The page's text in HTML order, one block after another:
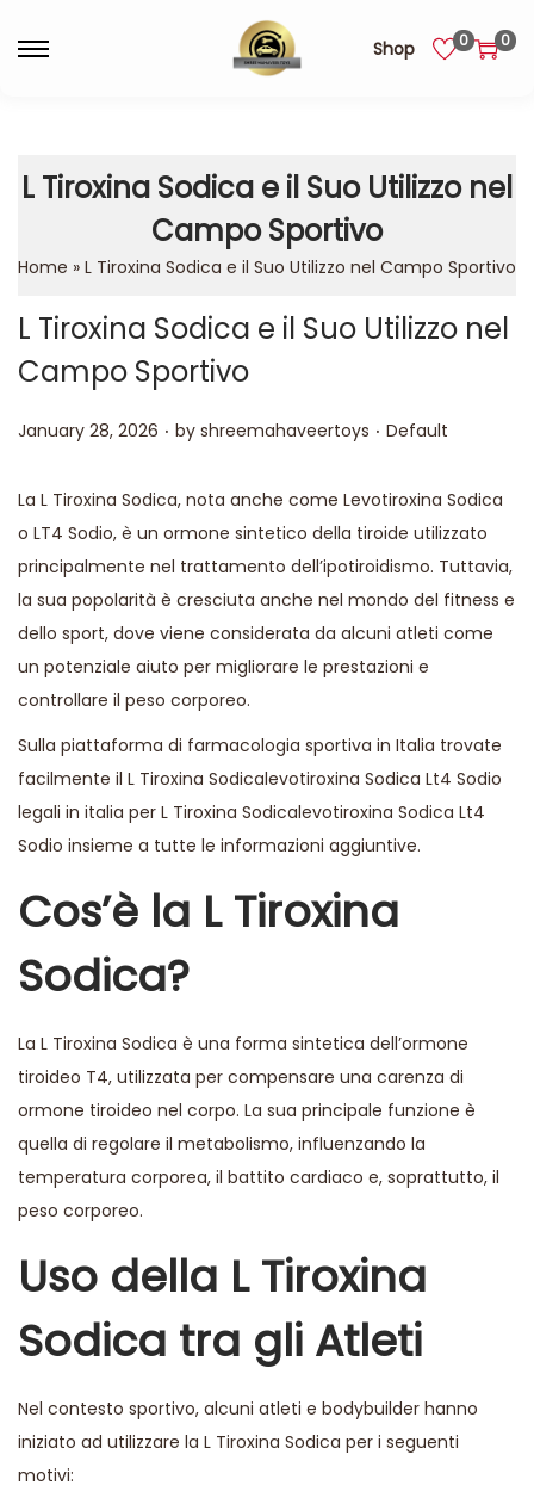
Shop 0 0
L Tiroxina Sodica e il Suo Utilizzo nel
Campo Sportivo
Home » L Tiroxina Sodica e il Suo Utilizzo nel Campo Sportivo
L Tiroxina Sodica e il Suo Utilizzo nel
Campo Sportivo
Posted on
January 28, 2026 . by shreemahaveertoys . Posted in
Default
La L Tiroxina Sodica, nota anche come Levotiroxina Sodica
o LT4 Sodio, è un ormone sintetico della tiroide utilizzato
principalmente nel trattamento dell’ipotiroidismo. Tuttavia,
la sua popolarità è cresciuta anche nel mondo del fitness e
dello sport, dove viene considerata da alcuni atleti come
un potenziale aiuto per migliorare le prestazioni e
controllare il peso corporeo.
Sulla piattaforma di farmacologia sportiva in Italia trovate
facilmente il L Tiroxina Sodicalevotiroxina Sodica Lt4 Sodio
legali in italia per L Tiroxina Sodicalevotiroxina Sodica Lt4
Sodio insieme a tutte le informazioni aggiuntive.
Cos’è la L Tiroxina
Sodica?
La L Tiroxina Sodica è una forma sintetica dell’ormone
tiroideo T4, utilizzata per compensare una carenza di
ormone tiroideo nel corpo. La sua principale funzione è
quella di regolare il metabolismo, influenzando la
temperatura corporea, il battito cardiaco e, soprattutto, il
peso corporeo.
Uso della L Tiroxina
Sodica tra gli Atleti
Nel contesto sportivo, alcuni atleti e bodybuilder hanno
iniziato ad utilizzare la L Tiroxina Sodica per i seguenti
motivi: